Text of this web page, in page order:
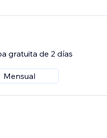
gratuita de 2 días
Mensual